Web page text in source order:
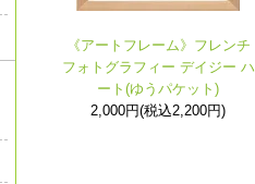
《アートフレーム》フレンチ
フォトグラフィー デイジー ハ
ート(ゆうパケット)
2,000円(税込2,200円)